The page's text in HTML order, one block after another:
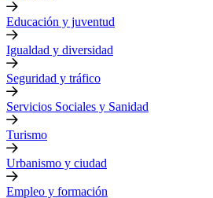
Educación y juventud
Igualdad y diversidad
Seguridad y tráfico
Servicios Sociales y Sanidad
Turismo
Urbanismo y ciudad
Empleo y formación